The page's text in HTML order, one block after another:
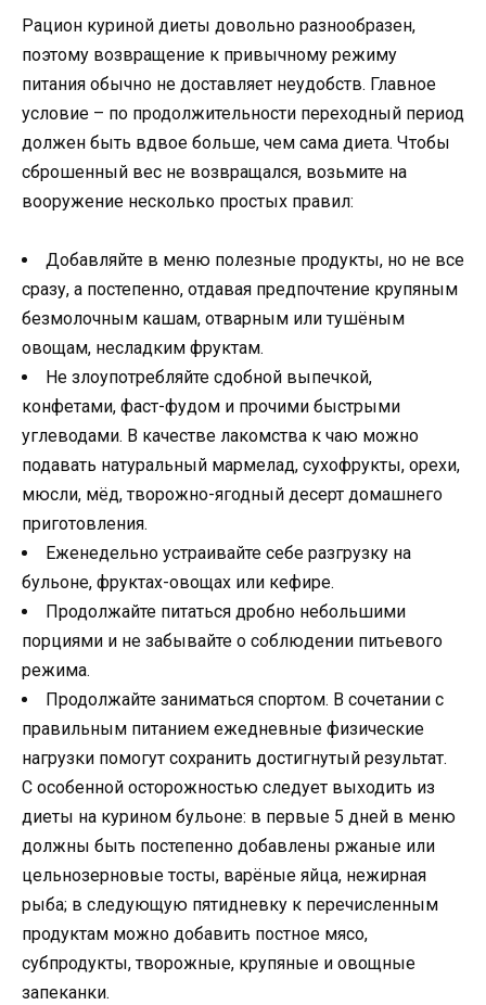
Рацион куриной диеты довольно разнообразен,
поэтому возвращение к привычному режиму
питания обычно не доставляет неудобств. Главное
условие – по продолжительности переходный период
должен быть вдвое больше, чем сама диета. Чтобы
сброшенный вес не возвращался, возьмите на
вооружение несколько простых правил:
Добавляйте в меню полезные продукты, но не все
сразу, а постепенно, отдавая предпочтение крупяным
безмолочным кашам, отварным или тушёным
овощам, несладким фруктам.
Не злоупотребляйте сдобной выпечкой,
конфетами, фаст-фудом и прочими быстрыми
углеводами. В качестве лакомства к чаю можно
подавать натуральный мармелад, сухофрукты, орехи,
мюсли, мёд, творожно-ягодный десерт домашнего
приготовления.
Еженедельно устраивайте себе разгрузку на
бульоне, фруктах-овощах или кефире.
Продолжайте питаться дробно небольшими
порциями и не забывайте о соблюдении питьевого
режима.
Продолжайте заниматься спортом. В сочетании с
правильным питанием ежедневные физические
нагрузки помогут сохранить достигнутый результат.
С особенной осторожностью следует выходить из
диеты на курином бульоне: в первые 5 дней в меню
должны быть постепенно добавлены ржаные или
цельнозерновые тосты, варёные яйца, нежирная
рыба; в следующую пятидневку к перечисленным
продуктам можно добавить постное мясо,
субпродукты, творожные, крупяные и овощные
запеканки.